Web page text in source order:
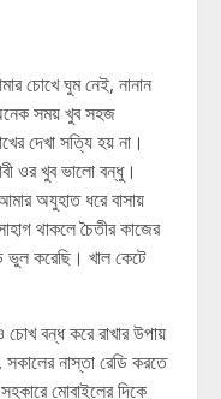
চোখে ঘুম নেই, নানান
সময় খুব সহজ
দেখা সত্যি হয় না।
ওর খুব ভালো বন্ধু।
অযুহাত ধরে বাসায়
থাকলে চৈতীর কাজের
করেছি। খাল কেটে
বন্ধ করে রাখার উপায়
নাস্তা রেডি করতে
মোবাইলের দিকে